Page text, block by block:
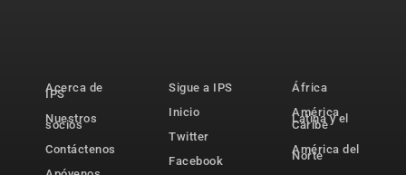
Acerca de
IPS
Nuestros
socios
Contáctenos
Sigue a IPS
Inicio
Twitter
Facebook
África
América
Latina y el
Caribe
América del
Norte